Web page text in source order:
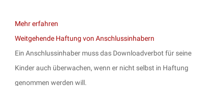
Mehr erfahren
Weitgehende Haftung von Anschlussinhabern
Ein Anschlussinhaber muss das Downloadverbot für seine
Kinder auch überwachen, wenn er nicht selbst in Haftung
genommen werden will.